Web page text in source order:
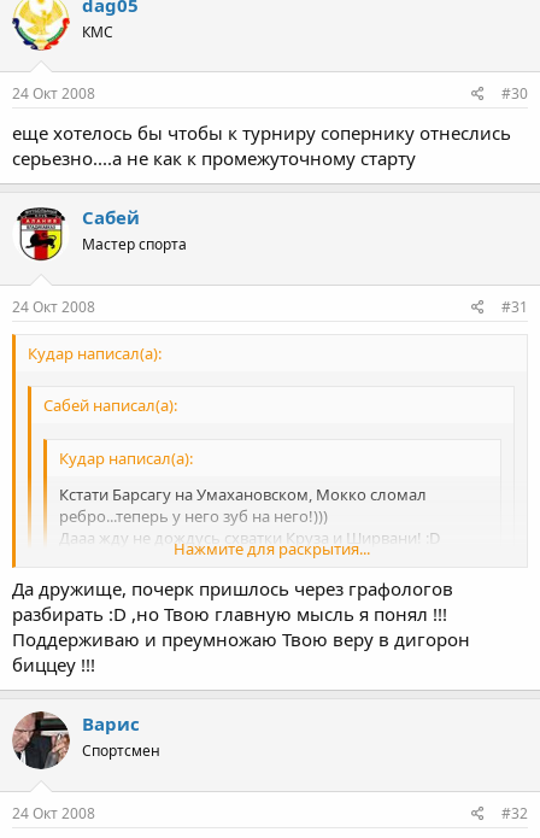
КМС
24 Окт 2008 #30
еще хотелось бы чтобы к турниру сопернику отнеслись
серьезно....а не как к промежуточному старту
Сабей
Мастер спорта
24 Окт 2008 #31
Кудар написал(а):
Сабей написал(а):
Кудар написал(а):
Кстати Барсагу на Умахановском, Мокко сломал
ребро...теперь у него зуб на него!)))
Дааа жду не дождусь схватки Круза и Ширвани! :D
Нажмите для раскрытия...
Нажмите для раскрытия...
9 noC/\e O/\uMnuAgbl, co cBouMu KpuBblMu nPorHo3aMu He
xo4y ga}l{e nPorHo3uPoBaTb...Ho ec/\u Te6e uHTepecHo, To MHe
Ka}l{eTC9 4To Gatsalov BePHeTc9 B nPe}l{Hero Gatsalova...MHe
Ka}l{eTc9 OH Koe KaKue BeLL|u g/\9 Ce69 Oco3Ha/\ u noPa6oTa/\
gyMal-0 BCe PeLLluT 3/\oLL|agHblu' }l{Pe6uu'...
P.S.
nPoCTuTe 3a Mou' no4ePK, 9 nPoCTo He C goMa nuLLly...a TaK
XoTb no PyccKu no/\y4aeTc9!))) :P
Нажмите для раскрытия...
Да дружище, почерк пришлось через графологов
разбирать :D ,но Твою главную мысль я понял !!!
Поддерживаю и преумножаю Твою веру в дигорон
биццеу !!!
Варис
Спортсмен
24 Окт 2008 #32